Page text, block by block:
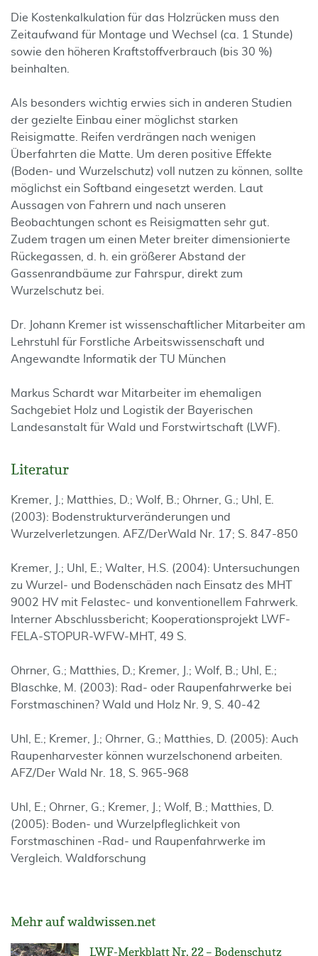
Die Kostenkalkulation für das Holzrücken muss den
Zeitaufwand für Montage und Wechsel (ca. 1 Stunde)
sowie den höheren Kraftstoffverbrauch (bis 30 %)
beinhalten.
Als besonders wichtig erwies sich in anderen Studien
der gezielte Einbau einer möglichst starken
Reisigmatte. Reifen verdrängen nach wenigen
Überfahrten die Matte. Um deren positive Effekte
(Boden- und Wurzelschutz) voll nutzen zu können, sollte
möglichst ein Softband eingesetzt werden. Laut
Aussagen von Fahrern und nach unseren
Beobachtungen schont es Reisigmatten sehr gut.
Zudem tragen um einen Meter breiter dimensionierte
Rückegassen, d. h. ein größerer Abstand der
Gassenrandbäume zur Fahrspur, direkt zum
Wurzelschutz bei.
Dr. Johann Kremer ist wissenschaftlicher Mitarbeiter am
Lehrstuhl für Forstliche Arbeitswissenschaft und
Angewandte Informatik der TU München
Markus Schardt war Mitarbeiter im ehemaligen
Sachgebiet Holz und Logistik der Bayerischen
Landesanstalt für Wald und Forstwirtschaft (LWF).
Literatur
Kremer, J.; Matthies, D.; Wolf, B.; Ohrner, G.; Uhl, E.
(2003): Bodenstrukturveränderungen und
Wurzelverletzungen. AFZ/DerWald Nr. 17; S. 847-850
Kremer, J.; Uhl, E.; Walter, H.S. (2004): Untersuchungen
zu Wurzel- und Bodenschäden nach Einsatz des MHT
9002 HV mit Felastec- und konventionellem Fahrwerk.
Interner Abschlussbericht; Kooperationsprojekt LWF-
FELA-STOPUR-WFW-MHT, 49 S.
Ohrner, G.; Matthies, D.; Kremer, J.; Wolf, B.; Uhl, E.;
Blaschke, M. (2003): Rad- oder Raupenfahrwerke bei
Forstmaschinen? Wald und Holz Nr. 9, S. 40-42
Uhl, E.; Kremer, J.; Ohrner, G.; Matthies, D. (2005): Auch
Raupenharvester können wurzelschonend arbeiten.
AFZ/Der Wald Nr. 18, S. 965-968
Uhl, E.; Ohrner, G.; Kremer, J.; Wolf, B.; Matthies, D.
(2005): Boden- und Wurzelpfleglichkeit von
Forstmaschinen -Rad- und Raupenfahrwerke im
Vergleich. Waldforschung
Mehr auf waldwissen.net
LWF-Merkblatt Nr. 22 – Bodenschutz